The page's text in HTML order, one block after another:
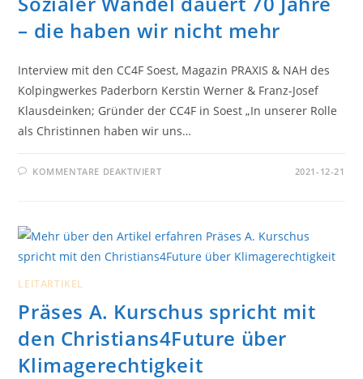
– die haben wir nicht mehr
Interview mit den CC4F Soest, Magazin PRAXIS & NAH des
Kolpingwerkes Paderborn Kerstin Werner & Franz-Josef
Klausdeinken; Gründer der CC4F in Soest „In unserer Rolle
als Christinnen haben wir uns…
KOMMENTARE DEAKTIVIERTFÜR
–
DIE
HABEN
WIR
2021-12-21
LEITARTIKEL
Präses A. Kurschus spricht mit
den Christians4Future über
Klimagerechtigkeit